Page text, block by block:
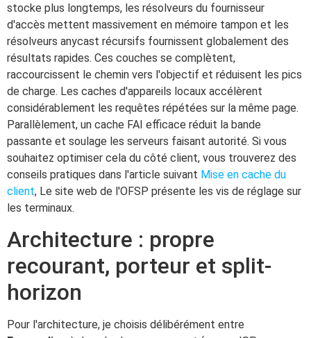
stocke plus longtemps, les résolveurs du fournisseur
d'accès mettent massivement en mémoire tampon et les
résolveurs anycast récursifs fournissent globalement des
résultats rapides. Ces couches se complètent,
raccourcissent le chemin vers l'objectif et réduisent les pics
de charge. Les caches d'appareils locaux accélèrent
considérablement les requêtes répétées sur la même page.
Parallèlement, un cache FAI efficace réduit la bande
passante et soulage les serveurs faisant autorité. Si vous
souhaitez optimiser cela du côté client, vous trouverez des
conseils pratiques dans l'article suivant Mise en cache du
client, Le site web de l'OFSP présente les vis de réglage sur
les terminaux.
Architecture : propre
recourant, porteur et split-
horizon
Pour l'architecture, je choisis délibérément entre